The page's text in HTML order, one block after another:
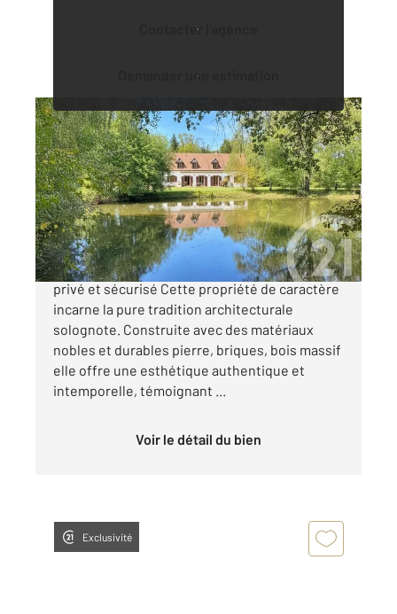
Contacter l'agence
Demander une estimation
LA FERTE ST AUBIN 45
257 m2, 7 pièces
Ref : 1766
Maison à vendre
630 000 €
Propriété d'exception au sein d'un domaine
privé et sécurisé Cette propriété de caractère
incarne la pure tradition architecturale
solognote. Construite avec des matériaux
nobles et durables pierre, briques, bois massif
elle offre une esthétique authentique et
intemporelle, témoignant ...
Voir le détail du bien
Exclusivité